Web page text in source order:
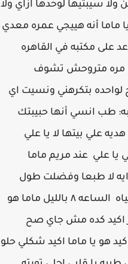
سيبتيها لوحدها ازاي ولا
ماما أنه هييجي عمره معدي
على مكتبه في القاهره
مره متروحش تشوف
بتكرهني ونسيت اي
طب انسي أنها حبيبتك
علي بيتها لا يا علي
علي عند مريم ماما
ايه لا طبعا وفضلت طول
اليوم ريحه جايه في البيت مستنياه الساعه ٨ بالليل ماما هو
اكيد كده مش جاي صح
هو يا ماما اكيد شكلي حلو